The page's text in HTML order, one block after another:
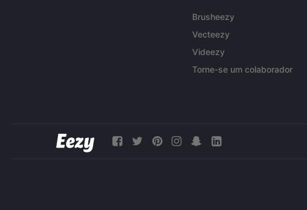
Brusheezy
Vecteezy
Videezy
Torne-se um colaborador